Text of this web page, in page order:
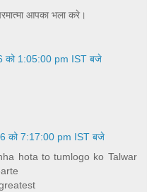
आपका भला करे।
को 1:05:00 pm IST बजे
को 7:17:00 pm IST बजे
hota to tumlogo ko Talwar